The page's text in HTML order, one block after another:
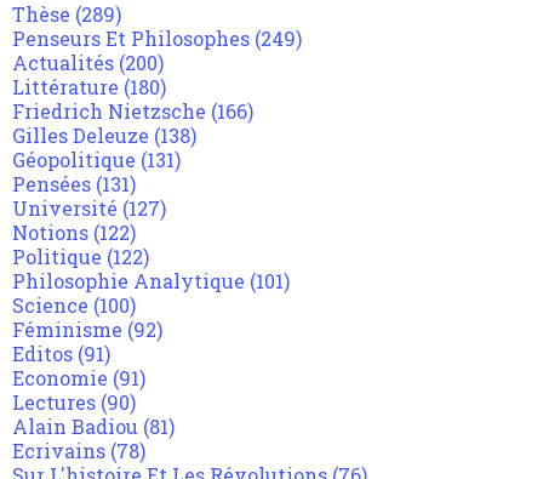
Thèse (289)
Penseurs Et Philosophes (249)
Actualités (200)
Littérature (180)
Friedrich Nietzsche (166)
Gilles Deleuze (138)
Géopolitique (131)
Pensées (131)
Université (127)
Notions (122)
Politique (122)
Philosophie Analytique (101)
Science (100)
Féminisme (92)
Editos (91)
Economie (91)
Lectures (90)
Alain Badiou (81)
Ecrivains (78)